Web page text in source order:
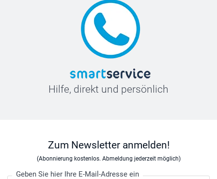
Hilfe, direkt und persönlich
Zum Newsletter anmelden!
(Abonnierung kostenlos. Abmeldung jederzeit möglich)
Geben Sie hier Ihre E-Mail-Adresse ein